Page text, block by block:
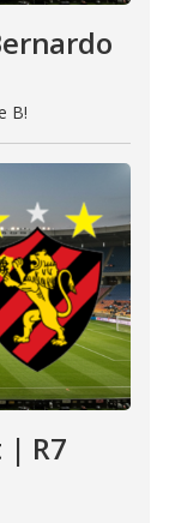
B!
| R7